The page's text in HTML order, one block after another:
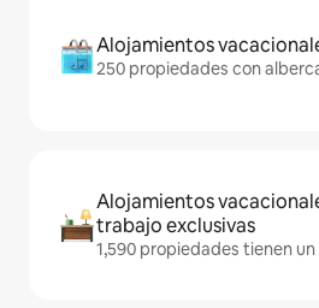
Alojamientos
250 propiedades con
Alojamientos
trabajo exclusivas
1,590 propiedades tienen